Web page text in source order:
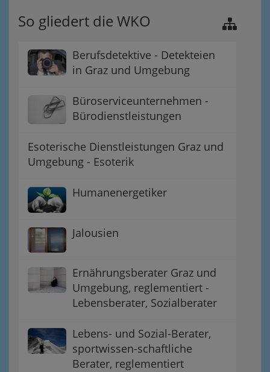
So gliedert die WKO
Berufsdetektive - Detekteien
in Graz und Umgebung
Büroserviceunternehmen -
Bürodienstleistungen
Esoterische Dienstleistungen Graz und
Umgebung - Esoterik
Humanenergetiker
Jalousien
Ernährungsberater Graz und
Umgebung, reglementiert -
Lebensberater, Sozialberater
Lebens- und Sozial-Berater,
sportwissen-schaftliche
Berater, reglementiert